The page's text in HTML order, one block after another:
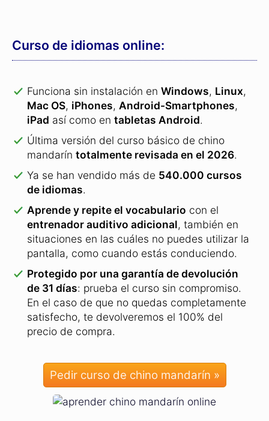
Curso de idiomas online:
Funciona sin instalación en Windows, Linux,
Mac OS, iPhones, Android-Smartphones,
iPad así como en tabletas Android.
Última versión del curso básico de chino
mandarín totalmente revisada en el 2026.
Ya se han vendido más de 540.000 cursos
de idiomas.
Aprende y repite el vocabulario con el
entrenador auditivo adicional, también en
situaciones en las cuáles no puedes utilizar la
pantalla, como cuando estás conduciendo.
Protegido por una garantía de devolución
de 31 días: prueba el curso sin compromiso.
En el caso de que no quedas completamente
satisfecho, te devolveremos el 100% del
precio de compra.
Pedir curso de chino mandarín »